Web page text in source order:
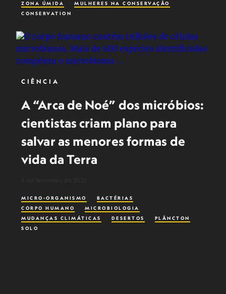
ZONA ÚMIDA
MULHERES NA CONSERVAÇÃO
CONSERVATION
CIÊNCIA
A “Arca de Noé” dos micróbios:
cientistas criam plano para
salvar as menores formas de
vida da Terra
MICRO-ORGANISMO
BACTÉRIAS
CORPO HUMANO
MICROBIOLOGIA
MUDANÇAS CLIMÁTICAS
DESERTOS
PLÂNCTON
SOLO